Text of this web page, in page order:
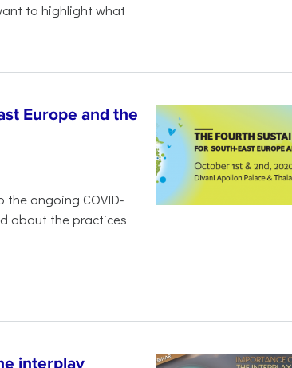
to highlight what
Europe and the
the ongoing COVID-
about the practices
interplay